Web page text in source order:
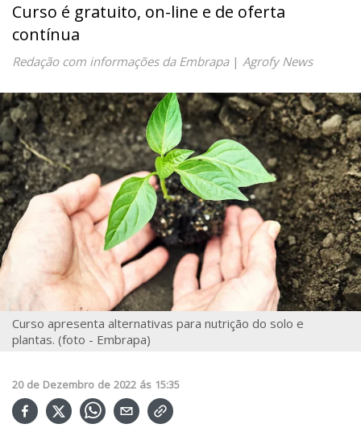
Curso é gratuito, on-line e de oferta
contínua
Redação com informações da Embrapa| Agrofy News
Curso apresenta alternativas para nutrição do solo e
plantas. (foto - Embrapa)
20 de Dezembro de 2022 ás 15:35